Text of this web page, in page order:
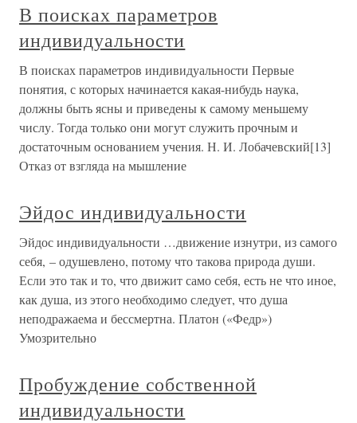
В поисках параметров
индивидуальности
В поисках параметров индивидуальности Первые
понятия, с которых начинается какая-нибудь наука,
должны быть ясны и приведены к самому меньшему
числу. Тогда только они могут служить прочным и
достаточным основанием учения. Н. И. Лобачевский[13]
Отказ от взгляда на мышление
Эйдос индивидуальности
Эйдос индивидуальности …движение изнутри, из самого
себя, – одушевлено, потому что такова природа души.
Если это так и то, что движит само себя, есть не что иное,
как душа, из этого необходимо следует, что душа
неподражаема и бессмертна. Платон («Федр»)
Умозрительно
Пробуждение собственной
индивидуальности